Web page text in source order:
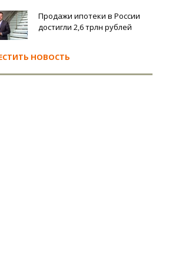
Продажи ипотеки в России
достигли 2,6 трлн рублей
НОВОСТЬ